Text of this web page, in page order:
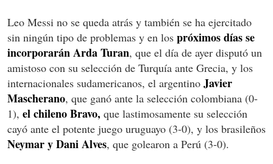
Leo Messi no se queda atrás y también se ha ejercitado
sin ningún tipo de problemas y en los próximos días se
incorporarán Arda Turan, que el día de ayer disputó un
amistoso con su selección de Turquía ante Grecia, y los
internacionales sudamericanos, el argentino Javier
Mascherano, que ganó ante la selección colombiana (0-
1), el chileno Bravo, que lastimosamente su selección
cayó ante el potente juego uruguayo (3-0), y los brasileños
Neymar y Dani Alves, que golearon a Perú (3-0).